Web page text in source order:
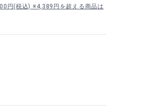
円(税込) ※4,389円を超える商品は